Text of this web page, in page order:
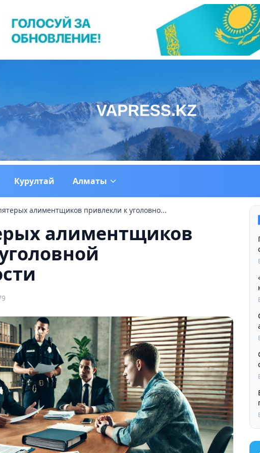
Курултай Алматы
алиментщиков привлекли к уголовно...
алиментщиков